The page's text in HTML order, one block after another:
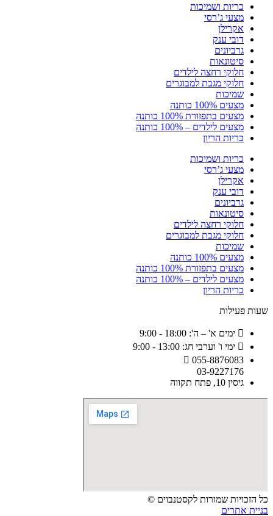
כריות ושמיכות
מצעי ג’רסי
אקרילן
דובי ענק
גרביונים
סיטונאות
חלוקי רחצה לילדים
חלוקי מגבת למבוגרים
שמיכות
מצעים 100% כותנה
מצעים בתפזורת 100% כותנה
מצעים לילדים – 100% כותנה
כריות הריון
כריות ושמיכות
מצעי ג’רסי
אקרילן
דובי ענק
גרביונים
סיטונאות
חלוקי רחצה לילדים
חלוקי מגבת למבוגרים
שמיכות
מצעים 100% כותנה
מצעים בתפזורת 100% כותנה
מצעים לילדים – 100% כותנה
כריות הריון
שעות פעילות
ימים א' – ה': 18:00 - 9:00
ימי ו' וערבי חג: 13:00 - 9:00
055-8876083
03-9227176
גיסין 10, פתח תקווה
כל הזכויות שמורות לקסטנבוים ©
בניית אתרים